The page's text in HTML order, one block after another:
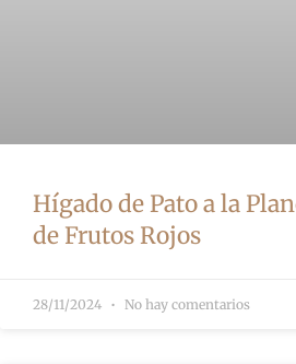
Hígado de Pato a la
de Frutos Rojos
28/11/2024 No hay comentarios